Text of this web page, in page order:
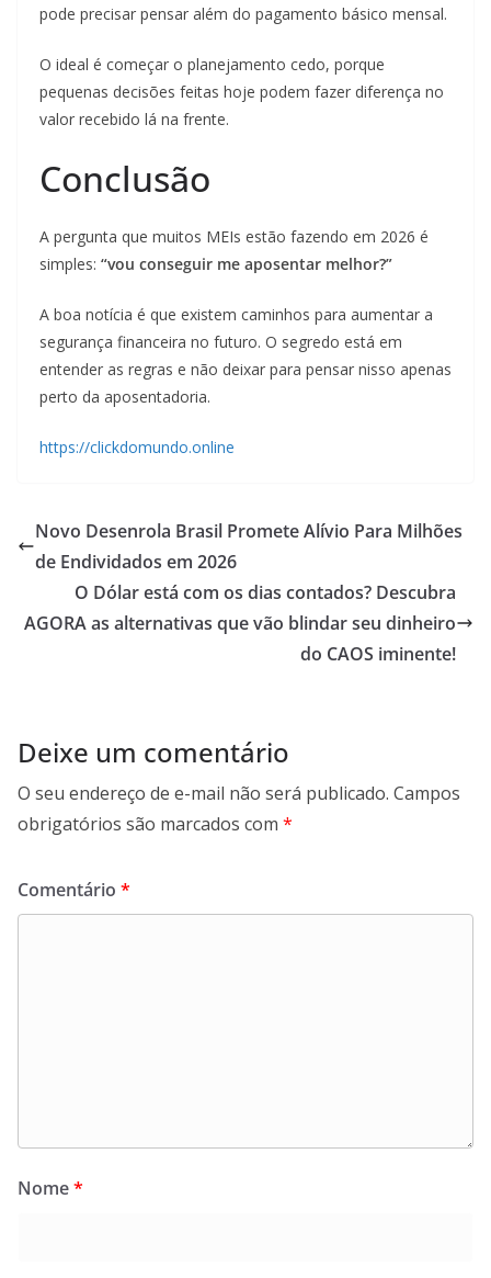
pode precisar pensar além do pagamento básico mensal.
O ideal é começar o planejamento cedo, porque
pequenas decisões feitas hoje podem fazer diferença no
valor recebido lá na frente.
Conclusão
A pergunta que muitos MEIs estão fazendo em 2026 é
simples: “vou conseguir me aposentar melhor?”
A boa notícia é que existem caminhos para aumentar a
segurança financeira no futuro. O segredo está em
entender as regras e não deixar para pensar nisso apenas
perto da aposentadoria.
https://clickdomundo.online
Novo Desenrola Brasil Promete Alívio Para Milhões
de Endividados em 2026
O Dólar está com os dias contados? Descubra
AGORA as alternativas que vão blindar seu dinheiro
do CAOS iminente!
Deixe um comentário
O seu endereço de e-mail não será publicado. Campos
obrigatórios são marcados com *
Comentário *
Nome*